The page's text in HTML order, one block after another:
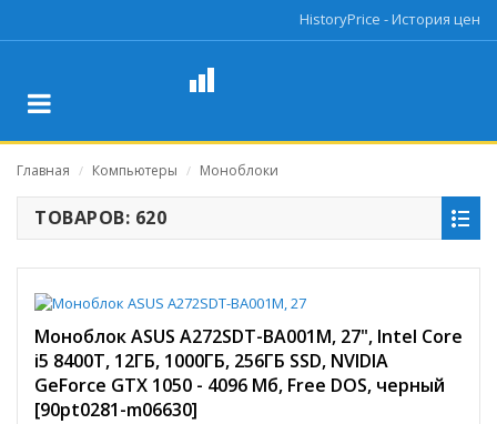
HistoryPrice - История цен
Главная / Компьютеры / Моноблоки
ТОВАРОВ: 620
Моноблок ASUS A272SDT-BA001M, 27", Intel Core
i5 8400T, 12ГБ, 1000ГБ, 256ГБ SSD, NVIDIA
GeForce GTX 1050 - 4096 Мб, Free DOS, черный
[90pt0281-m06630]